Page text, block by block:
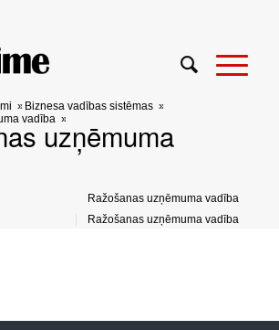
» Biznesa vadības sistēmas »
vadība »
uzņēmuma
Ražošanas uzņēmuma vadība
Ražošanas uzņēmuma vadība